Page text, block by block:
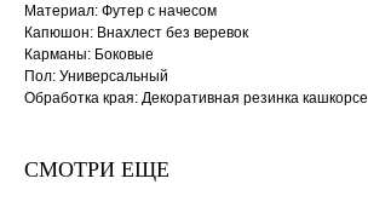
Материал: Футер с начесом
Капюшон: Внахлест без веревок
Карманы: Боковые
Пол: Универсальный
Обработка края: Декоративная резинка кашкорсе
СМОТРИ ЕЩЕ